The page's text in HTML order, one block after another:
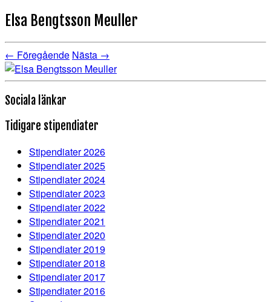
Elsa Bengtsson Meuller
← Föregående Nästa →
Sociala länkar
Tidigare stipendiater
Stipendiater 2026
Stipendiater 2025
Stipendiater 2024
Stipendiater 2023
Stipendiater 2022
Stipendiater 2021
Stipendiater 2020
Stipendiater 2019
Stipendiater 2018
Stipendiater 2017
Stipendiater 2016